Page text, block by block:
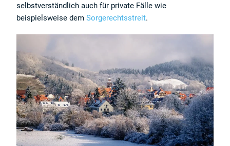
selbstverständlich auch für private Fälle wie
beispielsweise demSorgerechtsstreit.